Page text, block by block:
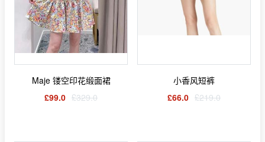
Maje 镂空印花缎面裙
£99.0 £329.0
小香风短裤
£66.0 £219.0